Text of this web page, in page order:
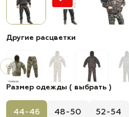
Другие расцветки
Размер одежды ( выбрать )
44-46 48-50 52-54